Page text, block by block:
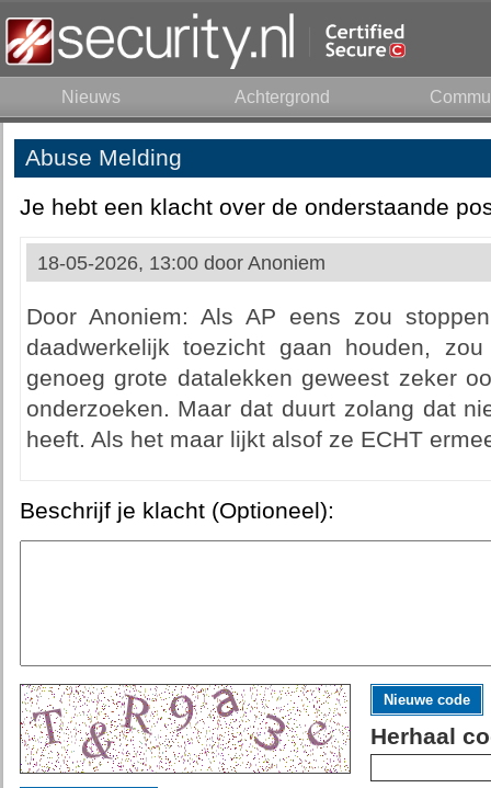
Nieuws Achtergrond
Abuse Melding
Je hebt een klacht over de onderstaande
18-05-2026, 13:00 door Anoniem
Door Anoniem: Als AP eens zou
daadwerkelijk toezicht gaan houden,
genoeg grote datalekken geweest zeker
onderzoeken. Maar dat duurt zolang dat
heeft. Als het maar lijkt alsof ze ECHT
Beschrijf je klacht (Optioneel):
Nieuwe code
Herhaal